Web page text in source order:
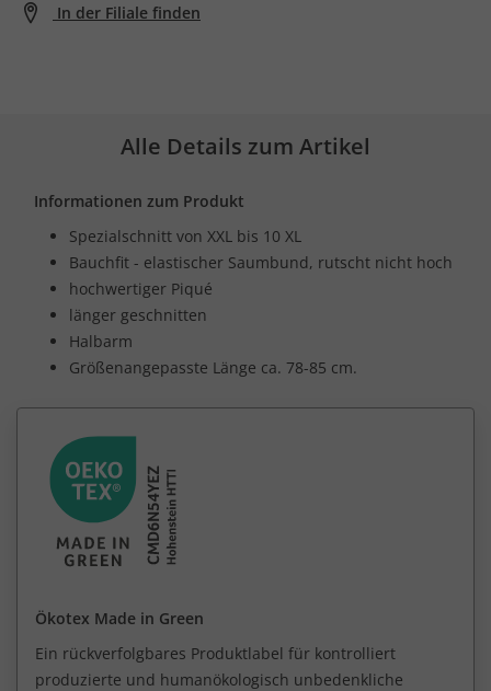
In der Filiale finden
Alle Details zum Artikel
Informationen zum Produkt
Spezialschnitt von XXL bis 10 XL
Bauchfit - elastischer Saumbund, rutscht nicht hoch
hochwertiger Piqué
länger geschnitten
Halbarm
Größenangepasste Länge ca. 78-85 cm.
Ökotex Made in Green
Ein rückverfolgbares Produktlabel für kontrolliert
produzierte und humanökologisch unbedenkliche